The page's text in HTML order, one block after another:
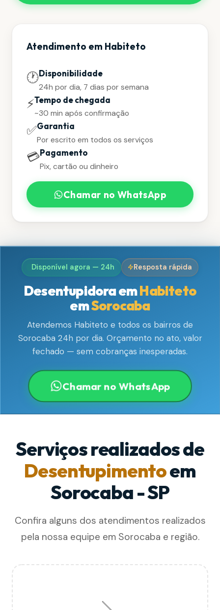
Atendimento em Habiteto
🕐Disponibilidade
24h por dia, 7 dias por semana
⚡Tempo de chegada
~30 min após confirmação
✅Garantia
Por escrito em todos os serviços
💳Pagamento
Pix, cartão ou dinheiro
Chamar no WhatsApp
Disponível agora — 24h Resposta rápida
Desentupidora emHabiteto
emSorocaba
Atendemos Habiteto e todos os bairros de
Sorocaba 24h por dia. Orçamento no ato, valor
fechado — sem cobranças inesperadas.
Chamar no WhatsApp
Serviços realizados de
Desentupimentoem
Sorocaba - SP
Confira alguns dos atendimentos realizados
pela nossa equipe em Sorocaba e região.